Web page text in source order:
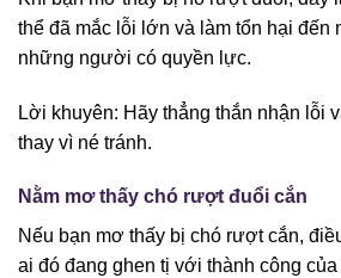
thể đã mắc lỗi lớn và làm tổn hại đến
những người có quyền lực.
Lời khuyên: Hãy thẳng thắn nhận lỗi
thay vì né tránh.
Nằm mơ thấy chó rượt đuổi cắn
Nếu bạn mơ thấy bị chó rượt cắn,
ai đó đang ghen tị với thành công